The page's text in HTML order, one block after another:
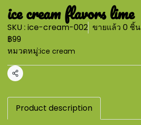
ice cream flavors lime
SKU : ice-cream-002 ขายแล้ว 0 ชิ้น
฿99
หมวดหมู่:ice cream
แชร์
Product description